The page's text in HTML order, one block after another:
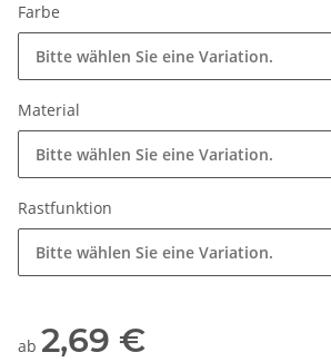
Farbe
Bitte wählen Sie eine Variation.
Material
Bitte wählen Sie eine Variation.
Rastfunktion
Bitte wählen Sie eine Variation.
ab 2,69 €